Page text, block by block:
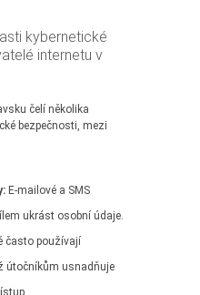
kybernetické
internetu v
čelí několika
bezpečnosti, mezi
E-mailové a SMS
ukrást osobní údaje.
často používají
útočníkům usnadňuje